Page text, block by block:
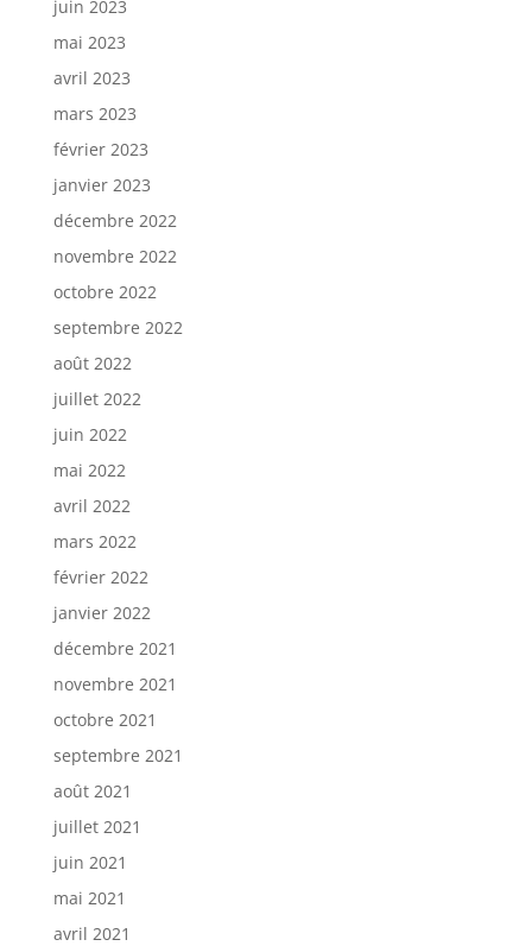
juin 2023
mai 2023
avril 2023
mars 2023
février 2023
janvier 2023
décembre 2022
novembre 2022
octobre 2022
septembre 2022
août 2022
juillet 2022
juin 2022
mai 2022
avril 2022
mars 2022
février 2022
janvier 2022
décembre 2021
novembre 2021
octobre 2021
septembre 2021
août 2021
juillet 2021
juin 2021
mai 2021
avril 2021